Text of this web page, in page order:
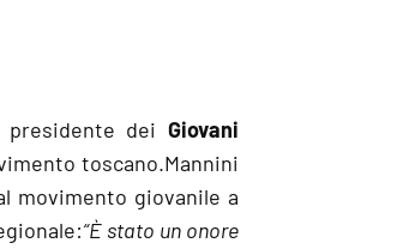
presidente deiGiovani
toscano.Mannini
movimento giovanile a
“È stato un onore